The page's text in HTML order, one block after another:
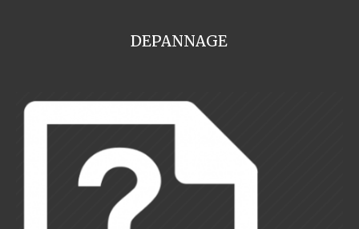
DEPANNAGE